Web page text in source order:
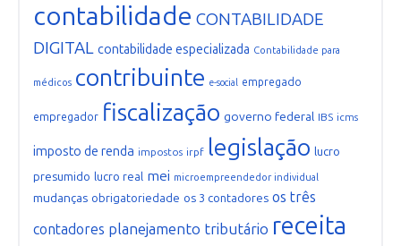
contabilidade CONTABILIDADE
DIGITAL contabilidade especializada Contabilidade para
médicos contribuinte e-social empregado
empregador fiscalização governo federal IBS icms
imposto de renda impostos irpf legislação lucro
presumido lucro real mei microempreendedor individual
mudanças obrigatoriedade os 3 contadores os três
contadores planejamento tributário receita